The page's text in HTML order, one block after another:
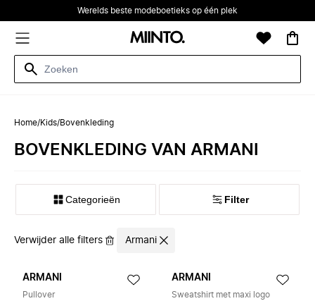
Werelds beste modeboetieks op één plek
Home/Kids/Bovenkleding
BOVENKLEDING VAN ARMANI
Categorieën Filter
Verwijder alle filters Armani
ARMANI
Pullover
ARMANI
Sweatshirt met maxi logo